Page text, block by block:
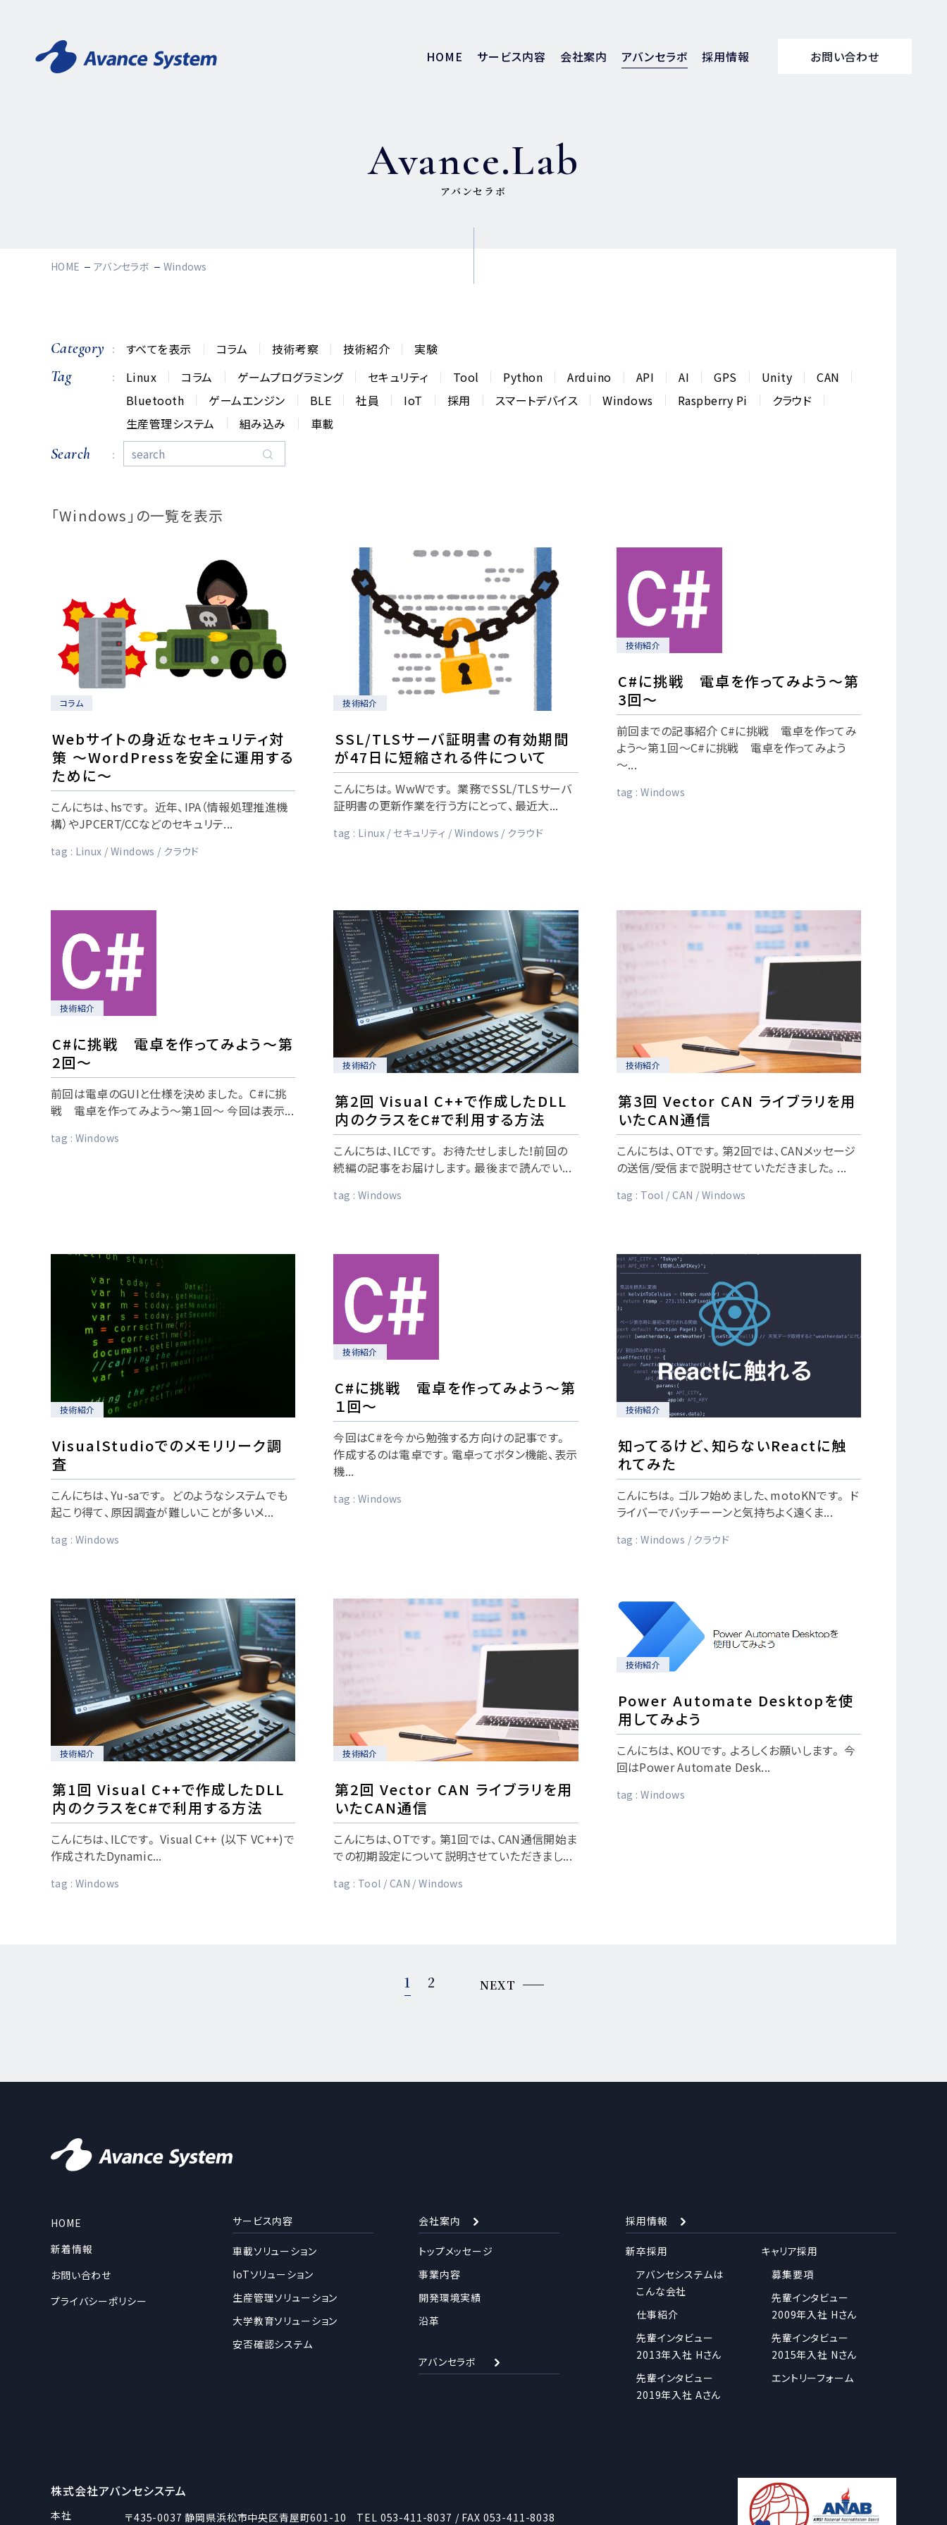
HOME サービス内容 会社案内 アバンセラボ 採用情報 お問い合わせ
Avance.Lab
アバンセラボ
HOME アバンセラボ Windows
Category すべてを表示 コラム 技術考察 技術紹介 実験
Tag Linux コラム ゲームプログラミング セキュリティ Tool Python Arduino API AI GPS Unity
CAN
Bluetooth
ゲームエンジン BLE 社員 IoT 採用 スマートデバイス Windows Raspberry Pi
クラウド
生産管理システム
組み込み 車載
Search
「Windows」の一覧を表示
コラム
Webサイトの身近なセキュリティ対
策 ～WordPressを安全に運用する
ために～
こんにちは、hsです。 近年、IPA（情報処理推進機
構）やJPCERT/CCなどのセキュリテ...
tag : Linux Windows クラウド
技術紹介
SSL/TLSサーバ証明書の有効期間
が47日に短縮される件について
こんにちは。WwWです。 業務でSSL/TLSサーバ
証明書の更新作業を行う方にとって、最近大...
tag : Linux セキュリティ Windows クラウド
技術紹介
C#に挑戦 電卓を作ってみよう～第
3回～
前回までの記事紹介 C#に挑戦 電卓を作ってみ
よう～第１回～C#に挑戦 電卓を作ってみよう
～...
tag :Windows
技術紹介
C#に挑戦 電卓を作ってみよう～第
2回～
前回は電卓のGUIと仕様を決めました。 C#に挑
戦 電卓を作ってみよう～第１回～ 今回は表示...
tag : Windows
技術紹介
第2回 Visual C++で作成したDLL
内のクラスをC#で利用する方法
こんにちは、ILCです。 お待たせしました！前回の
続編の記事をお届けします。最後まで読んでい...
tag : Windows
技術紹介
第3回 Vector CAN ライブラリを用
いたCAN通信
こんにちは、OTです。第2回では、CANメッセージ
の送信/受信まで説明させていただきました。...
tag : Tool CAN Windows
技術紹介
VisualStudioでのメモリリーク調
査
こんにちは、Yu-saです。 どのようなシステムでも
起こり得て、原因調査が難しいことが多いメ...
tag : Windows
技術紹介
C#に挑戦 電卓を作ってみよう～第
１回～
今回はC#を今から勉強する方向けの記事です。
作成するのは電卓です。電卓ってボタン機能、表示
機...
tag : Windows
技術紹介
知ってるけど、知らないReactに触
れてみた
こんにちは。ゴルフ始めました、motoKNです。 ド
ライバーでバッチーーンと気持ちよく遠くま...
tag :Windows クラウド
技術紹介
第1回 Visual C++で作成したDLL
内のクラスをC#で利用する方法
こんにちは、ILCです。 Visual C++ (以下 VC++)で
作成されたDynamic...
tag : Windows
技術紹介
第2回 Vector CAN ライブラリを用
いたCAN通信
こんにちは、OTです。第1回では、CAN通信開始ま
での初期設定について説明させていただきまし...
tag : Tool CAN Windows
技術紹介
Power Automate Desktopを使
用してみよう
こんにちは、KOUです。よろしくお願いします。 今
回はPower Automate Desk...
tag :Windows
1 2 NEXT
HOME サービス内容
車載ソリューション
IoTソリューション
生産管理ソリューション
大学教育ソリューション
安否確認システム
会社案内
トップメッセージ
事業内容
開発環境実績
沿革
採用情報
新卒採用
アバンセシステムは
こんな会社
仕事紹介
先輩インタビュー
2013年入社 Hさん
先輩インタビュー
2019年入社 Aさん
キャリア採用
募集要項
先輩インタビュー
2009年入社 Hさん
先輩インタビュー
2015年入社 Nさん
エントリーフォーム
アバンセラボ
新着情報
お問い合わせ
プライバシーポリシー
株式会社アバンセシステム
本社 〒435-0037静岡県浜松市中央区青屋町601-10 TEL 053-411-8037 / FAX 053-411-8038